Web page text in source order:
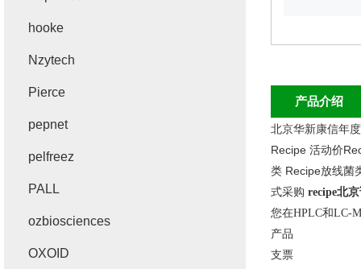
产品介绍
北京华新康信年
Recipe 活动价
类 Recipe放线菌
式采购 recipe北
您在HPLC和LC-
产品
支票
hooke
Nzytech
Pierce
pepnet
pelfreez
PALL
ozbiosciences
OXOID